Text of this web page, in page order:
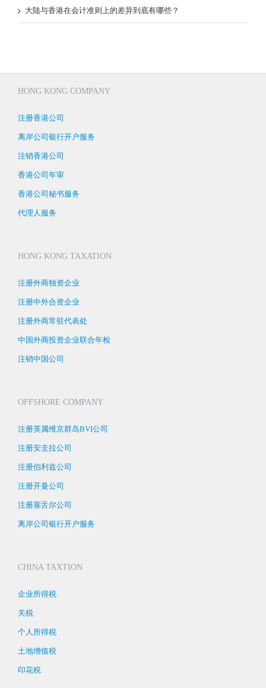
大陆与香港在会计准则上的差异到底有哪些？
HONG KONG COMPANY
注册香港公司
离岸公司银行开户服务
注销香港公司
香港公司年审
香港公司秘书服务
代理人服务
HONG KONG TAXATION
注册外商独资企业
注册中外合资企业
注册外商常驻代表处
中国外商投资企业联合年检
注销中国公司
OFFSHORE COMPANY
注册英属维京群岛BVI公司
注册安圭拉公司
注册伯利兹公司
注册开曼公司
注册塞舌尔公司
离岸公司银行开户服务
CHINA TAXTION
企业所得税
关税
个人所得税
土地增值税
印花税